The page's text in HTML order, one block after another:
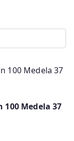
Medela 37